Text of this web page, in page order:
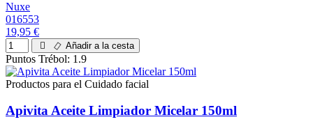
Nuxe
016553
19,95 €
Añadir a la cesta
Puntos Trébol: 1.9
Productos para el Cuidado facial
Apivita Aceite Limpiador Micelar 150ml